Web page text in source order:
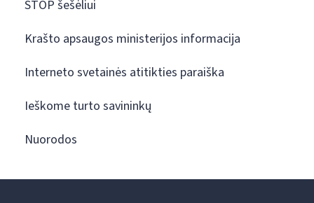
STOP šešėliui
Krašto apsaugos ministerijos informacija
Interneto svetainės atitikties paraiška
Ieškome turto savininkų
Nuorodos